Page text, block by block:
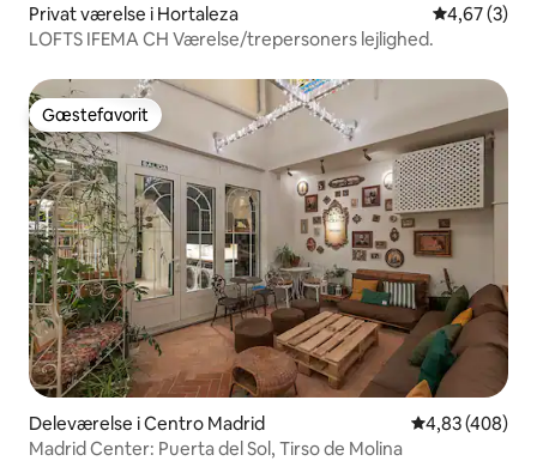
Privat værelse i Hortaleza 4,67 ud af 5
4,67 (3)
LOFTS IFEMA CH Værelse/trepersoners lejlighed.
Gæstefavorit
Gæstefavorit
Deleværelse i Centro Madrid 4,83 ud af 5 i
4,83 (408)
Madrid Center: Puerta del Sol, Tirso de Molina